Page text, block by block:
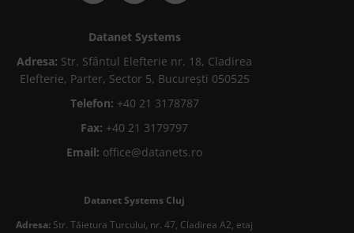
Datanet Systems
Adresa: Str. Sfântul Elefterie nr. 18, Cladirea
Elefterie, Parter, Sector 5, București 050525
Telefon: +40 21 3178787
Fax: +40 21 3179797
Email: office@datanets.ro
Datanet Systems Cluj
Adresa: Str. Tăietura Turcului, nr. 47, Cladirea A2, etaj